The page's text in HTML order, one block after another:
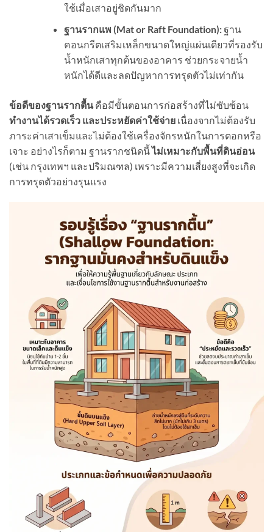
ใช้เมื่อเสาอยู่ชิดกันมาก
ฐานรากแพ (Mat or Raft Foundation):ฐาน
คอนกรีตเสริมเหล็กขนาดใหญ่แผ่นเดียวที่รองรับ
น้ำหนักเสาทุกต้นของอาคาร ช่วยกระจายน้ำ
หนักได้ดีและลดปัญหาการทรุดตัวไม่เท่ากัน
ข้อดีของฐานรากตื้นคือมีขั้นตอนการก่อสร้างที่ไม่ซับซ้อน
ทำงานได้รวดเร็ว และประหยัดค่าใช้จ่าย เนื่องจากไม่ต้องรับ
ภาระค่าเสาเข็มและไม่ต้องใช้เครื่องจักรหนักในการตอกหรือ
เจาะ อย่างไรก็ตาม ฐานรากชนิดนี้ไม่เหมาะกับพื้นที่ดินอ่อน
(เช่น กรุงเทพฯ และปริมณฑล) เพราะมีความเสี่ยงสูงที่จะเกิด
การทรุดตัวอย่างรุนแรง